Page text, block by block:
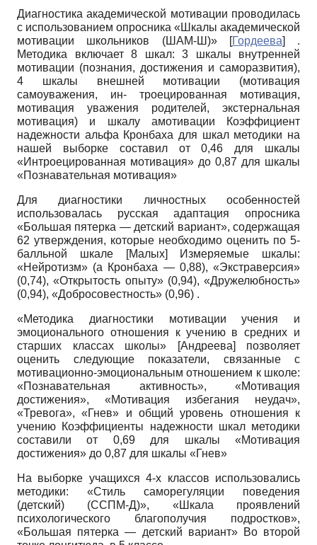
Диагностика академической мотивации проводилась
с использованием опросника «Шкалы академической
мотивации школьников (ШАМ-Ш)»
[Гордеева]
.
Методика включает 8 шкал: 3 шкалы внутренней
мотивации (познания, достижения и саморазвития),
4 шкалы внешней мотивации (мотивация
самоуважения, ин- троецированная мотивация,
мотивация уважения родителей, экстернальная
мотивация) и шкалу амотивации Коэффициент
надежности альфа Кронбаха для шкал методики на
нашей выборке составил от 0,46 для шкалы
«Интроецированная мотивация» до 0,87 для шкалы
«Познавательная мотивация»
Для диагностики личностных особенностей
использовалась русская адаптация опросника
«Большая пятерка — детский вариант», содержащая
62 утверждения, которые необходимо оценить по 5-
балльной шкале
[Малых] Измеряемые шкалы:
«Нейротизм» (а Кронбаха — 0,88), «Экстраверсия»
(0,74), «Открытость опыту» (0,94), «Дружелюбность»
(0,94), «Добросовестность» (0,96) .
«Методика диагностики мотивации учения и
эмоционального отношения к учению в средних и
старших классах школы»
[Андреева] позволяет
оценить следующие показатели, связанные с
мотивационно-эмоциональным отношением к школе:
«Познавательная активность», «Мотивация
достижения», «Мотивация избегания неудач»,
«Тревога», «Гнев» и общий уровень отношения к
учению Коэффициенты надежности шкал методики
составили от 0,69 для шкалы «Мотивация
достижения» до 0,87 для шкалы «Гнев»
На выборке учащихся 4-х классов использовались
методики: «Стиль саморегуляции поведения
(детский) (ССПМ-Д)», «Шкала проявлений
психологического благополучия подростков»,
«Большая пятерка — детский вариант» Во второй